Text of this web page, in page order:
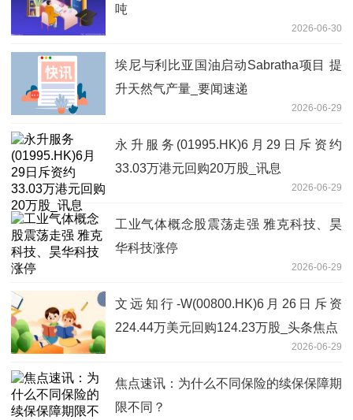
吨
2026-06-30
埃尼与利比亚国油启动Sabratha项目 提
升天然气产量_要闻速递
2026-06-29
永升服务(01995.HK)6月29日斥资约
33.03万港元回购20万股_讯息
2026-06-29
工业气体概念股震荡走强 雅克科技、昊
华科技涨停
2026-06-29
文远知行-W(00800.HK)6月26日斥资
224.44万美元回购124.23万股_头条焦点
2026-06-29
焦点速讯：为什么不同保险的续保保障期
限不同？